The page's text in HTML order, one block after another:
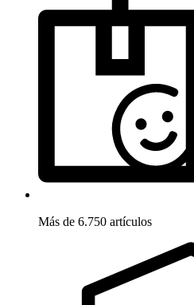
Más de 6.750 artículos